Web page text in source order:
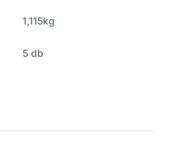
1,115kg
5 db